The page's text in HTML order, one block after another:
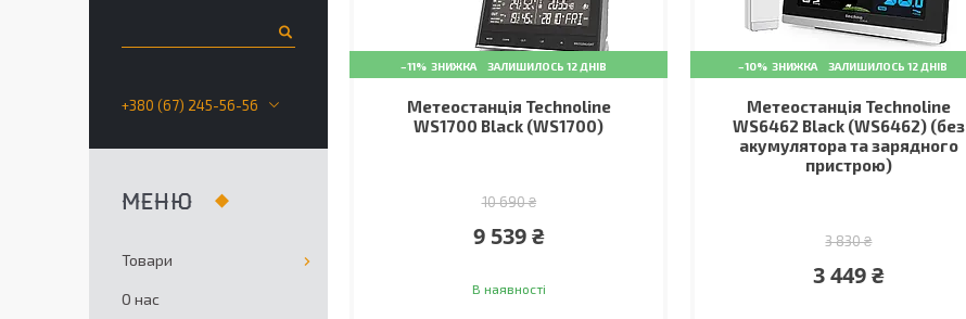
–11% ЗАЛИШИЛОСЬ 12 ДНІВ
Метеостанція Technoline
WS1700 Black (WS1700)
10 690 ₴
9 539 ₴
В наявності
–10% ЗАЛИШИЛОСЬ 12 ДНІВ
Метеостанція Technoline
WS6462 Black (WS6462) (без
акумулятора та зарядного
пристрою)
3 830 ₴
3 449 ₴
+380 (67) 245-56-56
Товари
О нас